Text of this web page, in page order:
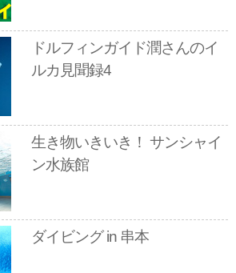
ドルフィンガイド潤さんのイ
ルカ見聞録4
生き物いきいき！ サンシャイ
ン水族館
ダイビング in 串本